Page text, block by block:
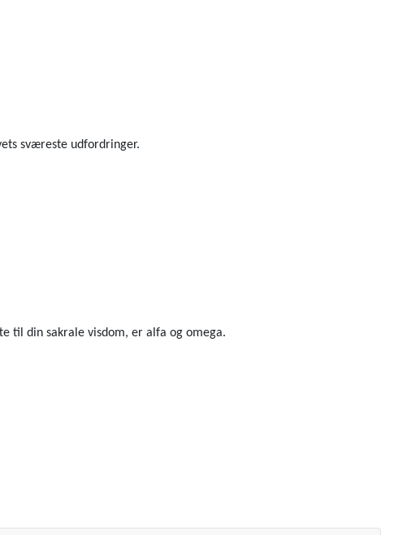
sværeste udfordringer.
til din sakrale visdom, er alfa og omega.